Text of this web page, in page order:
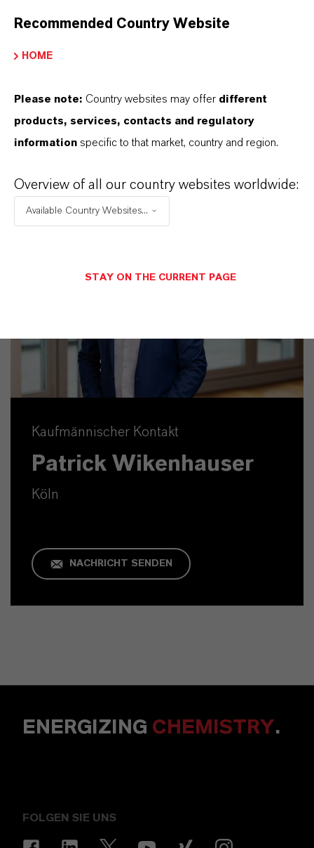
IM MITTELPUNKT STEHEN SIE: UNSERE
Partner für Ihr Unternehmen ist
Kaufmännischer Kontakt
Patrick Wikenhauser
Köln
NACHRICHT SENDEN
ENERGIZING CHEMISTRY.
FOLGEN SIE UNS
Recommended Country Website
HOME
Please note: Country websites may offer different
products, services, contacts and regulatory
information specific to that market, country and region.
Overview of all our country websites worldwide:
Available Country Websites...
STAY ON THE CURRENT PAGE